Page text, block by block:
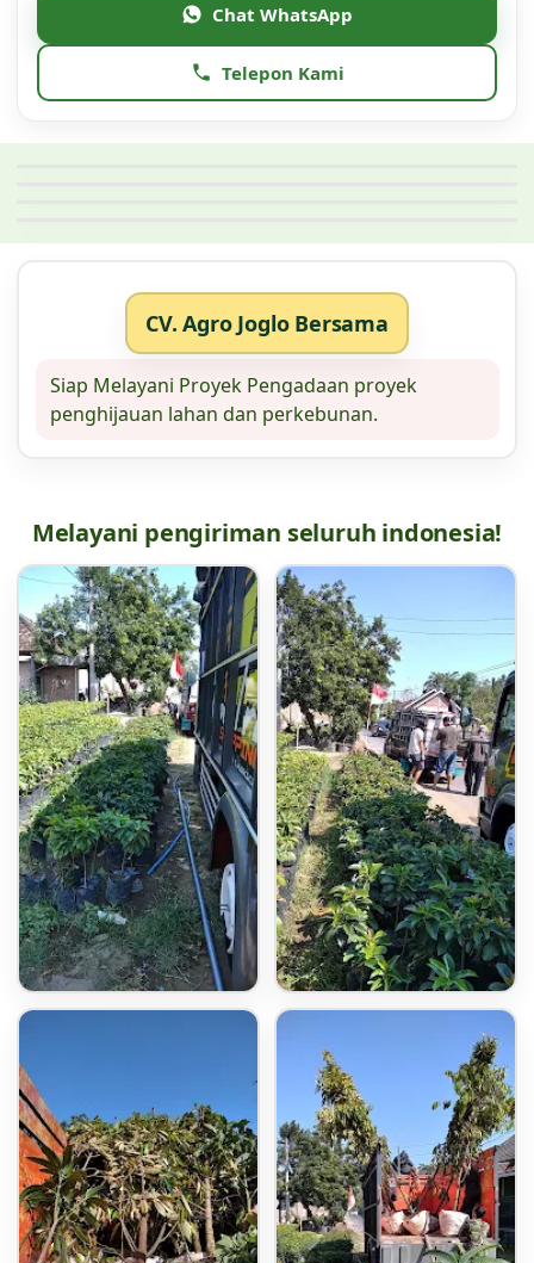
Chat WhatsApp
Telepon Kami
CV. Agro Joglo Bersama
Siap Melayani Proyek Pengadaan proyek
penghijauan lahan dan perkebunan.
Melayani pengiriman seluruh indonesia!